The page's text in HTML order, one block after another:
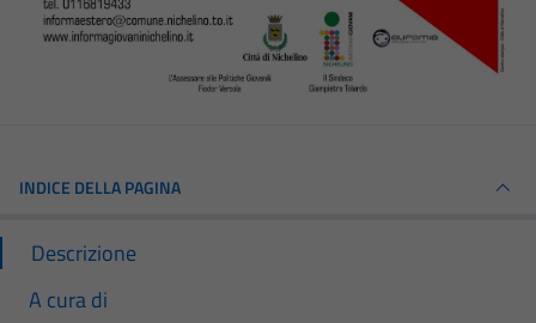
INDICE DELLA PAGINA
Descrizione
A cura di